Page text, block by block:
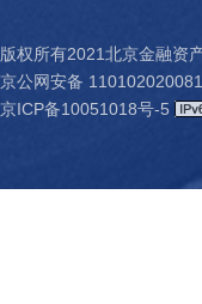
版权所有2021北京金融资
京公网安备
京ICP备10051018号-5